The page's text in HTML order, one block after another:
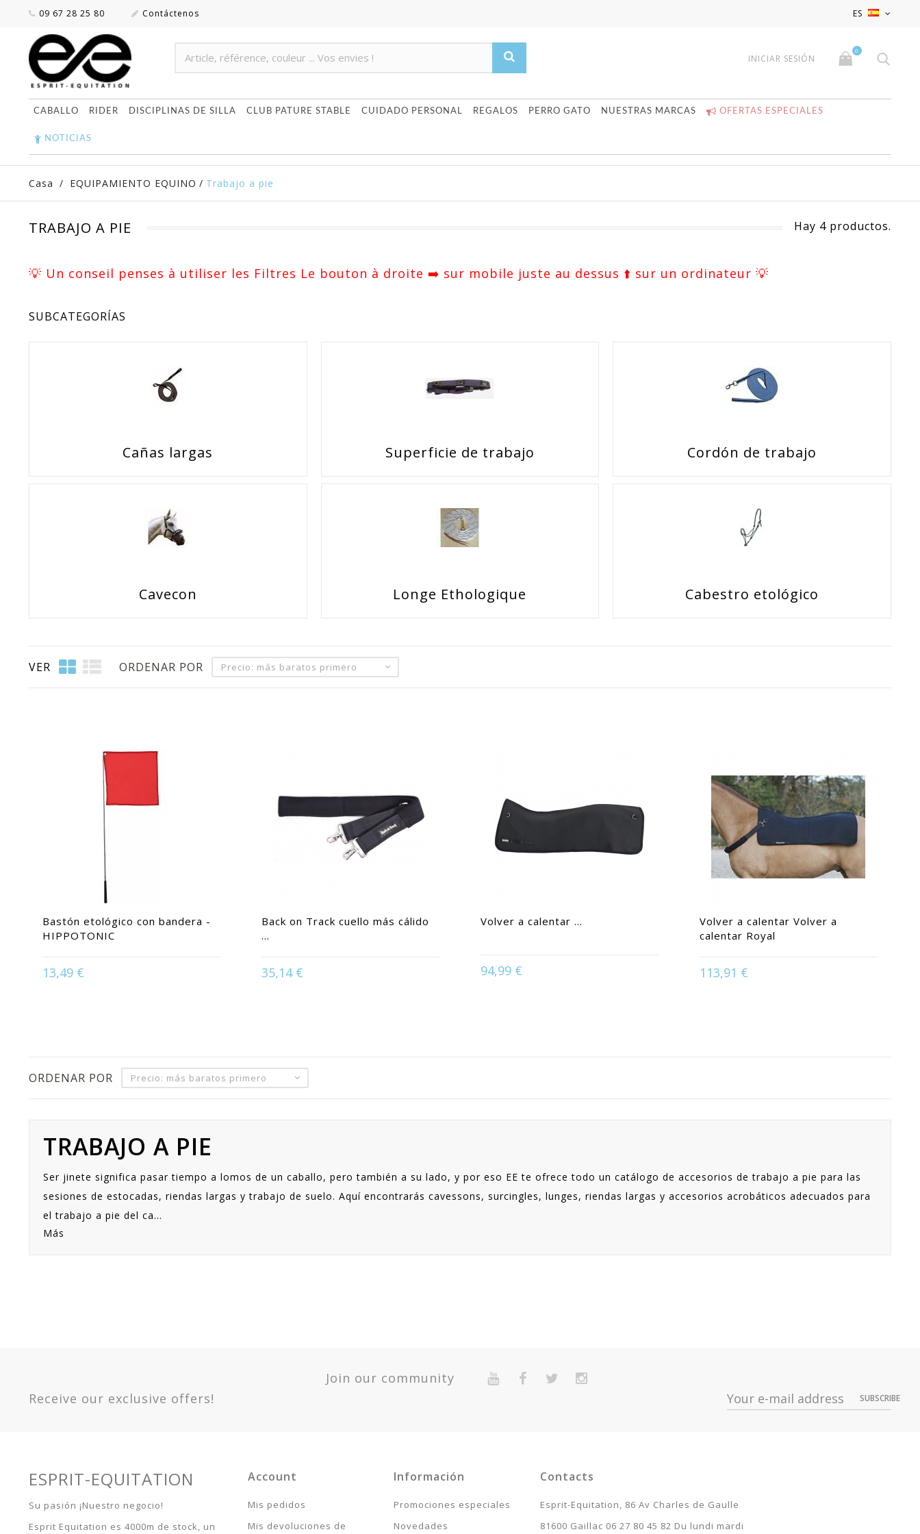
ES
09 67 28 25 80 Contáctenos
INICIAR SESIÓN
0
CABALLO RIDER DISCIPLINAS DE SILLA CLUB PATURE STABLE CUIDADO PERSONAL REGALOS PERRO GATO NUESTRAS MARCAS OFERTAS ESPECIALES
NOTICIAS
Casa / EQUIPAMIENTO EQUINO / Trabajo a pie
TRABAJO A PIE Hay 4 productos.
💡 Un conseil penses à utiliser les Filtres Le bouton à droite ➡️ sur mobile juste au dessus ⬆️ sur un ordinateur 💡
SUBCATEGORÍAS
Cañas largas Superficie de trabajo Cordón de trabajo
Cavecon Longe Ethologique Cabestro etológico
VER ORDENAR POR Precio: más baratos primero
Bastón etológico con bandera -
HIPPOTONIC
13,49 €
Back on Track cuello más cálido
...
35,14 €
Volver a calentar ...
94,99 €
Volver a calentar Volver a
calentar Royal
113,91 €Available in:
ORDENAR POR Precio: más baratos primero
TRABAJO A PIE
Ser jinete significa pasar tiempo a lomos de un caballo, pero también a su lado, y por eso EE te ofrece todo un catálogo de accesorios de trabajo a pie para las
sesiones de estocadas, riendas largas y trabajo de suelo. Aquí encontrarás cavessons, surcingles, lunges, riendas largas y accesorios acrobáticos adecuados para
el trabajo a pie del ca...
Más
Join our community
Receive our exclusive offers!
SUBSCRIBE
ESPRIT-EQUITATION
Su pasión ¡Nuestro negocio!
Esprit Equitation es 4000m de stock, un
Account
Mis pedidos
Mis devoluciones de
Información
Promociones especiales
Novedades
Contacts
Esprit-Equitation, 86 Av Charles de Gaulle
81600 Gaillac 06 27 80 45 82 Du lundi mardi